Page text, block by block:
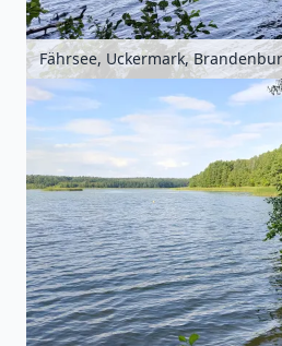
Fährsee, Uckermark,